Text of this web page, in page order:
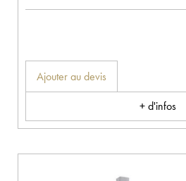
Ajouter au devis
+ d'infos